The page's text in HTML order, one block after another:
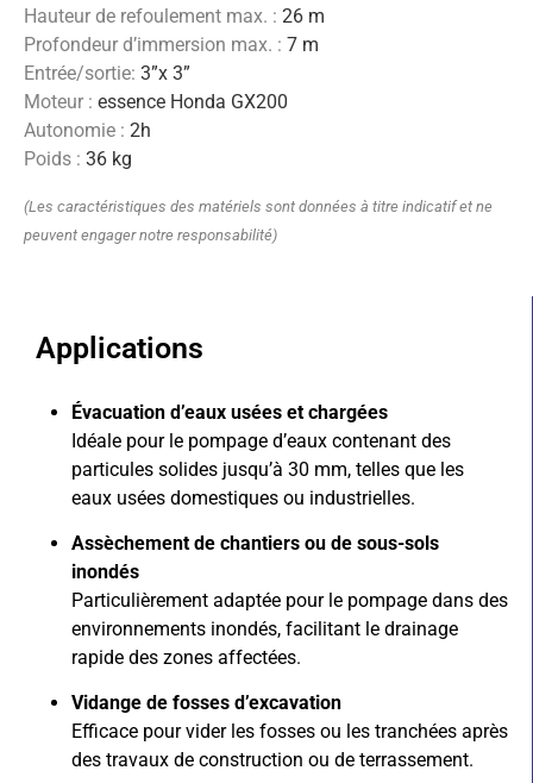
Applications
Évacuation d’eaux usées et chargées
Idéale pour le pompage d’eaux contenant des
particules solides jusqu’à 30 mm, telles que les
eaux usées domestiques ou industrielles.
Assèchement de chantiers ou de sous-sols
inondés
Particulièrement adaptée pour le pompage dans des
environnements inondés, facilitant le drainage
rapide des zones affectées.
Vidange de fosses d’excavation
Efficace pour vider les fosses ou les tranchées après
des travaux de construction ou de terrassement.
Hauteur de refoulement max. : 26 m
Profondeur d’immersion max. : 7 m
Entrée/sortie: 3”x 3”
Moteur : essence Honda GX200
Autonomie : 2h
Poids : 36 kg
(Les caractéristiques des matériels sont données à titre indicatif et ne
peuvent engager notre responsabilité)